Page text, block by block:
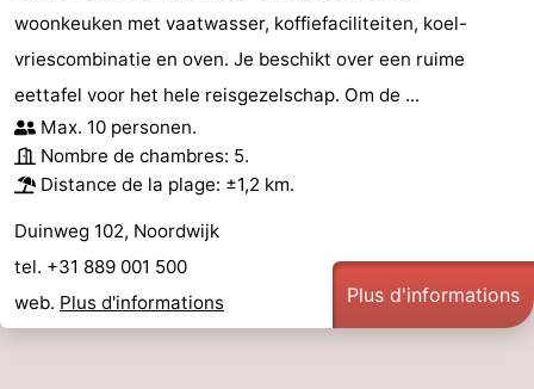
woonkeuken met vaatwasser, koffiefaciliteiten, koel-
vriescombinatie en oven. Je beschikt over een ruime
eettafel voor het hele reisgezelschap. Om de ...
Max. 10 personen.
Nombre de chambres: 5.
Distance de la plage: ±1,2 km.
Duinweg 102, Noordwijk
tel. +31 889 001 500
web. Plus d'informations Plus d'informations